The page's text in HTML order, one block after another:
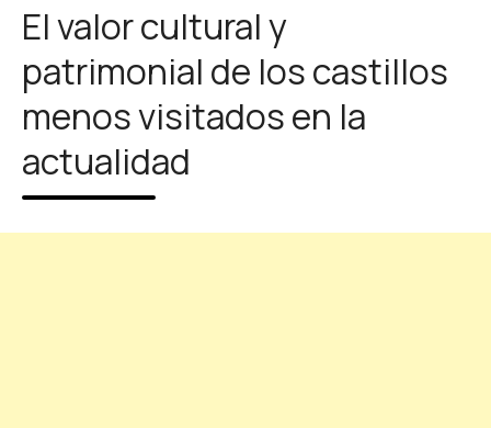
El valor cultural y
patrimonial de los castillos
menos visitados en la
actualidad